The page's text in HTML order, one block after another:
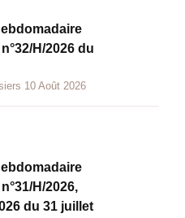
H/2026 du
10 Août 2026
H/2026,
du 31 juillet